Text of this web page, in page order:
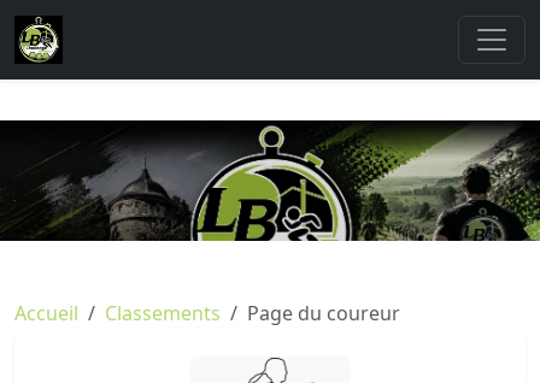
Accueil Classements Page du coureur